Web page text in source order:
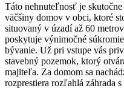
Táto nehnuteľnosť je
väčšiny domov v obci, ktoré
situovaný v úzadí až 60
poskytuje výnimočné
bývanie. Už pri vstupe vás
stavebný pozemok, ktorý
majiteľa. Za domom sa
rozprestiera rozľahlá záhrada